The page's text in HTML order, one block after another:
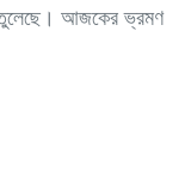
তুলেছে। আজকের ভ্রমণ